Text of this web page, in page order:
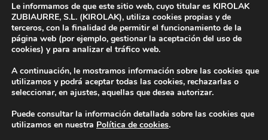
Aviso Legal Política de privacidad Política de cookies
Le informamos de que este sitio web, cuyo titular es KIROLAK
ZUBIAURRE, S.L. (KIROLAK), utiliza cookies propias y de
terceros, con la finalidad de permitir el funcionamiento de la
página web (por ejemplo, gestionar la aceptación del uso de
cookies) y para analizar el tráfico web.
A continuación, le mostramos información sobre las cookies que
utilizamos y podrá aceptar todas las cookies, rechazarlas o
seleccionar, en ajustes, aquellas que desea autorizar.
Puede consultar la información detallada sobre las cookies que
utilizamos en nuestra Política de cookies.